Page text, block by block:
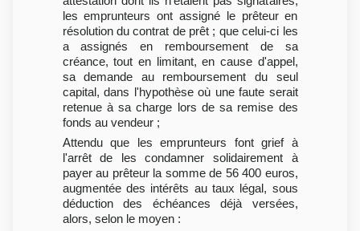
les emprunteurs ont assigné le prêteur en
résolution du contrat de prêt ; que celui-ci les
a assignés en remboursement de sa
créance, tout en limitant, en cause d'appel,
sa demande au remboursement du seul
capital, dans l'hypothèse où une faute serait
retenue à sa charge lors de sa remise des
fonds au vendeur ;
Attendu que les emprunteurs font grief à
l'arrêt de les condamner solidairement à
payer au prêteur la somme de 56 400 euros,
augmentée des intérêts au taux légal, sous
déduction des échéances déjà versées,
alors, selon le moyen :